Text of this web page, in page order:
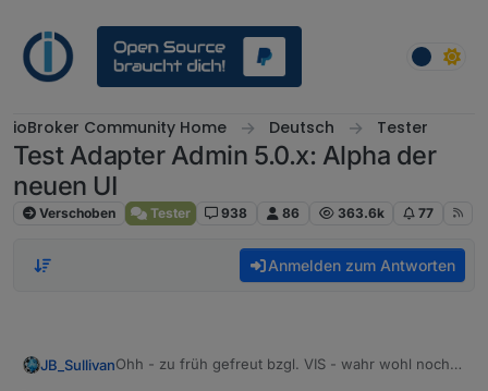
ioBroker Community Home Deutsch Tester
Test Adapter Admin 5.0.x: Alpha der
neuen UI
Verschoben Tester 938 86 363.6k 77
Anmelden zum Antworten
JB_SullivanOhh - zu früh gefreut bzgl. VIS - wahr wohl noch